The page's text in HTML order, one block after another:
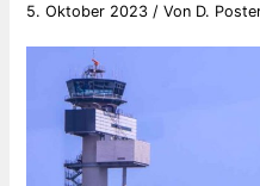
5. Oktober 2023 / Von D.